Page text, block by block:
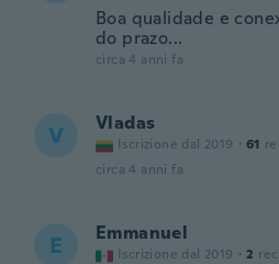
Boa qualidade e
do prazo...
circa 4 anni fa
V Vladas
Iscrizione dal 2019 · 61
circa 4 anni fa
E Emmanuel
Iscrizione dal 2019 · 2